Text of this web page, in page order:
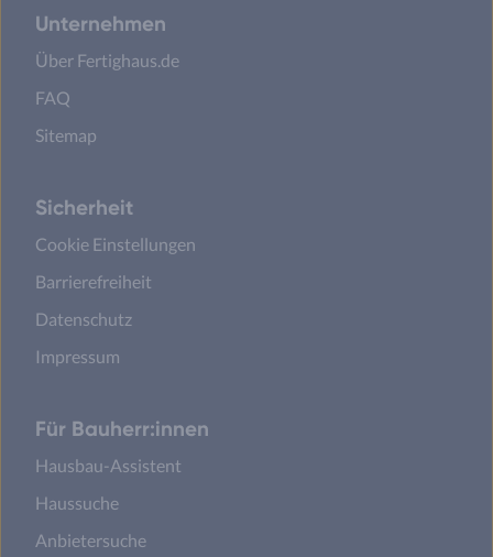
Unternehmen
Über Fertighaus.de
FAQ
Sitemap
Sicherheit
Cookie Einstellungen
Barrierefreiheit
Datenschutz
Impressum
Für Bauherr:innen
Hausbau-Assistent
Haussuche
Anbietersuche